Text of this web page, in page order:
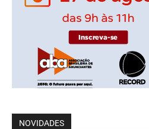
NOVIDADES